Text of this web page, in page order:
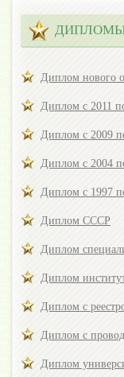
Диплом нового
Диплом с 2011
Диплом с 2009
Диплом с 2004
Диплом с 1997
Диплом СССР
Диплом
Диплом
Диплом с
Диплом с
Диплом